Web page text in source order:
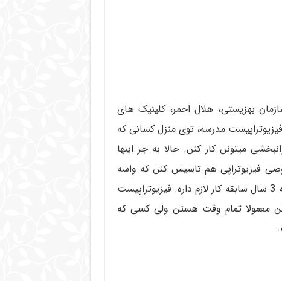
بهزیستی، هلال احمر، کلینیک های
مدرسه، توی منزل کسانی که
میتونن کار کنن. حالا به جز اینها
فیزیوتراپی هم تاسیس کنن که واسه
مراکز استان ها 6 سال سابقه کار و واسه شهرهای دیگه 3 سال سابقه کار لازم داره. فیزیوتراپیست
معمولا تمام وقت هستن ولی کسی که